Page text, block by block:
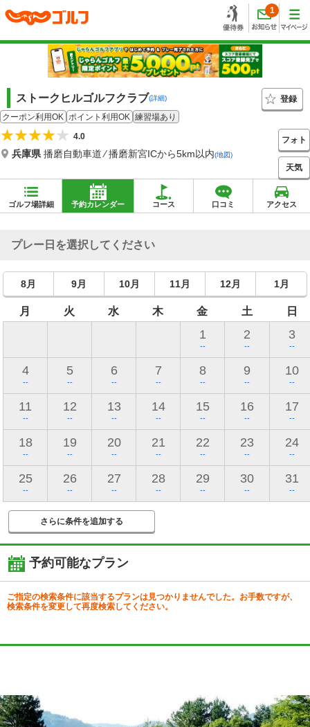
1
ストークヒルゴルフクラブ(詳細)
登録
クーポン利用OK ポイント利用OK 練習場あり
4.0
兵庫県播磨自動車道 ⁄ 播磨新宮ICから5km以内(地図)
フォト
天気
ゴルフ場詳細 予約カレンダー コース 口コミ アクセス
プレー日を選択してください
8月 9月 10月 11月 12月 1月
月 火 水 木 金 土 日
1
--
2
--
3
--
4
--
5
--
6
--
7
--
8
--
9
--
10
--
11
--
12
--
13
--
14
--
15
--
16
--
17
--
18
--
19
--
20
--
21
--
22
--
23
--
24
--
25
--
26
--
27
--
28
--
29
--
30
--
31
--
さらに条件を追加する
予約可能なプラン
ご指定の検索条件に該当するプランは見つかりませんでした。お手数ですが、
検索条件を変更して再度検索してください。